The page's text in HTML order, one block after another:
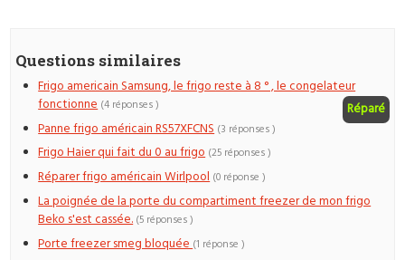
Questions similaires
Frigo americain Samsung, le frigo reste à 8 ° , le congelateur
fonctionne
Réparé
(4 réponses )
Panne frigo américain RS57XFCNS (3 réponses )
Frigo Haier qui fait du 0 au frigo (25 réponses )
Réparer frigo américain Wirlpool (0 réponse )
La poignée de la porte du compartiment freezer de mon frigo
Beko s'est cassée. (5 réponses )
Porte freezer smeg bloquée(1 réponse )